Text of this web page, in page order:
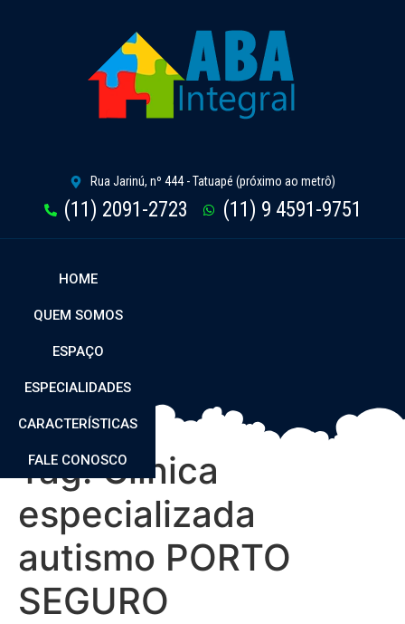
Rua Jarinú, nº 444 - Tatuapé (próximo ao metrô)
(11) 2091-2723 (11) 9 4591-9751
HOME
QUEM SOMOS
ESPAÇO
ESPECIALIDADES
CARACTERÍSTICAS
FALE CONOSCO
Tag:Clinica
especializada
autismo PORTO
SEGURO